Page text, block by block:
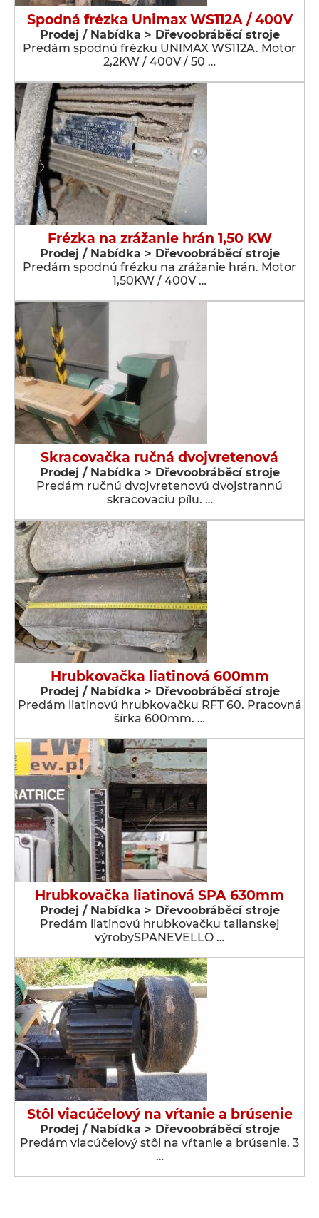
Spodná frézka Unimax WS112A / 400V
Prodej / Nabídka > Dřevoobráběcí stroje
Predám spodnú frézku UNIMAX WS112A. Motor
2,2KW / 400V / 50 …
Frézka na zrážanie hrán 1,50 KW
Prodej / Nabídka > Dřevoobráběcí stroje
Predám spodnú frézku na zrážanie hrán. Motor
1,50KW / 400V …
Skracovačka ručná dvojvretenová
Prodej / Nabídka > Dřevoobráběcí stroje
Predám ručnú dvojvretenovú dvojstrannú
skracovaciu pílu. …
Hrubkovačka liatinová 600mm
Prodej / Nabídka > Dřevoobráběcí stroje
Predám liatinovú hrubkovačku RFT 60. Pracovná
šírka 600mm. …
Hrubkovačka liatinová SPA 630mm
Prodej / Nabídka > Dřevoobráběcí stroje
Predám liatinovú hrubkovačku talianskej
výrobySPANEVELLO …
Stôl viacúčelový na vŕtanie a brúsenie
Prodej / Nabídka > Dřevoobráběcí stroje
Predám viacúčelový stôl na vŕtanie a brúsenie. 3
…